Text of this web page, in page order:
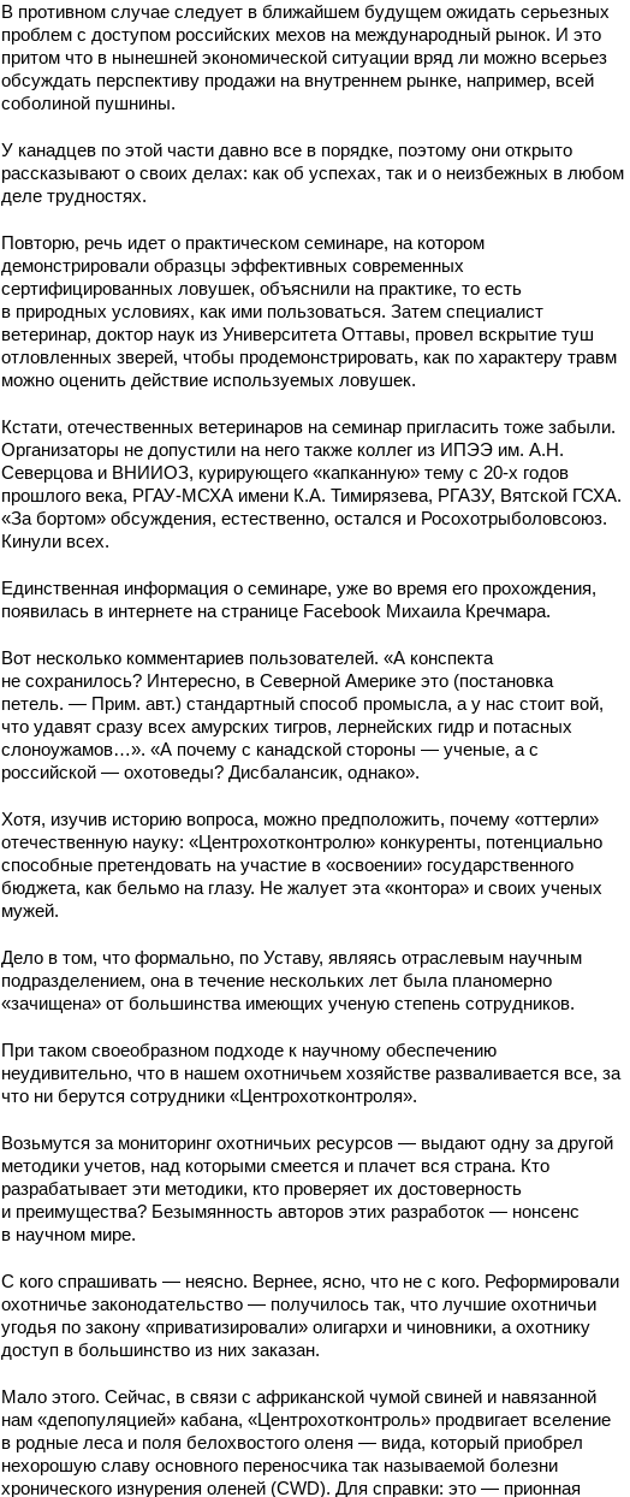
В противном случае следует в ближайшем будущем ожидать серьезных
проблем с доступом российских мехов на международный рынок. И это
притом что в нынешней экономической ситуации вряд ли можно всерьез
обсуждать перспективу продажи на внутреннем рынке, например, всей
соболиной пушнины.
У канадцев по этой части давно все в порядке, поэтому они открыто
рассказывают о своих делах: как об успехах, так и о неизбежных в любом
деле трудностях.
Повторю, речь идет о практическом семинаре, на котором
демонстрировали образцы эффективных современных
сертифицированных ловушек, объяснили на практике, то есть
в природных условиях, как ими пользоваться. Затем специалист
ветеринар, доктор наук из Университета Оттавы, провел вскрытие туш
отловленных зверей, чтобы продемонстрировать, как по характеру травм
можно оценить действие используемых ловушек.
Кстати, отечественных ветеринаров на семинар пригласить тоже забыли.
Организаторы не допустили на него также коллег из ИПЭЭ им. А.Н.
Северцова и ВНИИОЗ, курирующего «капканную» тему с 20-х годов
прошлого века, РГАУ-МСХА имени К.А. Тимирязева, РГАЗУ, Вятской ГСХА.
«За бортом» обсуждения, естественно, остался и Росохотрыболовсоюз.
Кинули всех.
Единственная информация о семинаре, уже во время его прохождения,
появилась в интернете на странице Facebook Михаила Кречмара.
Вот несколько комментариев пользователей. «А конспекта
не сохранилось? Интересно, в Северной Америке это (постановка
петель. — Прим. авт.) стандартный способ промысла, а у нас стоит вой,
что удавят сразу всех амурских тигров, лернейских гидр и потасных
слоноужамов…». «А почему с канадской стороны — ученые, а с
российской — охотоведы? Дисбалансик, однако».
Хотя, изучив историю вопроса, можно предположить, почему «оттерли»
отечественную науку: «Центрохотконтролю» конкуренты, потенциально
способные претендовать на участие в «освоении» государственного
бюджета, как бельмо на глазу. Не жалует эта «контора» и своих ученых
мужей.
Дело в том, что формально, по Уставу, являясь отраслевым научным
подразделением, она в течение нескольких лет была планомерно
«зачищена» от большинства имеющих ученую степень сотрудников.
При таком своеобразном подходе к научному обеспечению
неудивительно, что в нашем охотничьем хозяйстве разваливается все, за
что ни берутся сотрудники «Центрохотконтроля».
Возьмутся за мониторинг охотничьих ресурсов — выдают одну за другой
методики учетов, над которыми смеется и плачет вся страна. Кто
разрабатывает эти методики, кто проверяет их достоверность
и преимущества? Безымянность авторов этих разработок — нонсенс
в научном мире.
С кого спрашивать — неясно. Вернее, ясно, что не с кого. Реформировали
охотничье законодательство — получилось так, что лучшие охотничьи
угодья по закону «приватизировали» олигархи и чиновники, а охотнику
доступ в большинство из них заказан.
Мало этого. Сейчас, в связи с африканской чумой свиней и навязанной
нам «депопуляцией» кабана, «Центрохотконтроль» продвигает вселение
в родные леса и поля белохвостого оленя — вида, который приобрел
нехорошую славу основного переносчика так называемой болезни
хронического изнурения оленей (CWD). Для справки: это — прионная